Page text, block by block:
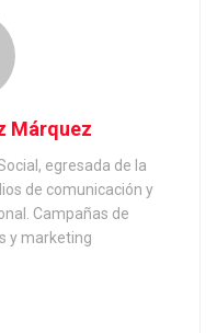
Márquez
egresada de la
de comunicación y
Campañas de
y marketing